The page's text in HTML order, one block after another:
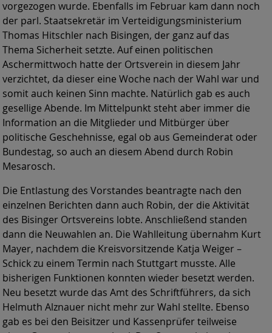
vorgezogen wurde. Ebenfalls im Februar kam dann noch
der parl. Staatsekretär im Verteidigungsministerium
Thomas Hitschler nach Bisingen, der ganz auf das
Thema Sicherheit setzte. Auf einen politischen
Aschermittwoch hatte der Ortsverein in diesem Jahr
verzichtet, da dieser eine Woche nach der Wahl war und
somit auch keinen Sinn machte. Natürlich gab es auch
gesellige Abende. Im Mittelpunkt steht aber immer die
Information an die Mitglieder und Mitbürger über
politische Geschehnisse, egal ob aus Gemeinderat oder
Bundestag, so auch an diesem Abend durch Robin
Mesarosch.
Die Entlastung des Vorstandes beantragte nach den
einzelnen Berichten dann auch Robin, der die Aktivität
des Bisinger Ortsvereins lobte. Anschließend standen
dann die Neuwahlen an. Die Wahlleitung übernahm Kurt
Mayer, nachdem die Kreisvorsitzende Katja Weiger –
Schick zu einem Termin nach Stuttgart musste. Alle
bisherigen Funktionen konnten wieder besetzt werden.
Neu besetzt wurde das Amt des Schriftführers, da sich
Helmuth Alznauer nicht mehr zur Wahl stellte. Ebenso
gab es bei den Beisitzer und Kassenprüfer teilweise